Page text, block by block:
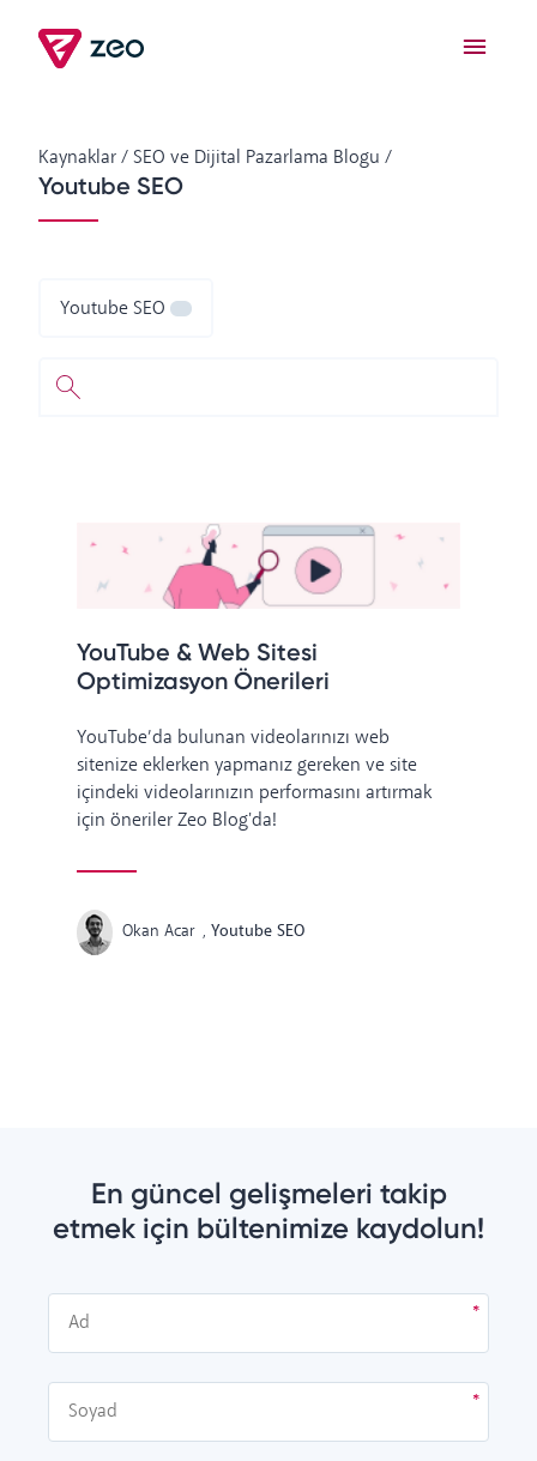
Kaynaklar/SEO ve Dijital Pazarlama Blogu /
Youtube SEO
Youtube SEO
YouTube & Web Sitesi
Optimizasyon Önerileri
YouTube’da bulunan videolarınızı web
sitenize eklerken yapmanız gereken ve site
içindeki videolarınızın performasını artırmak
için öneriler Zeo Blog'da!
Okan Acar , Youtube SEO
En güncel gelişmeleri takip
etmek için bültenimize kaydolun!